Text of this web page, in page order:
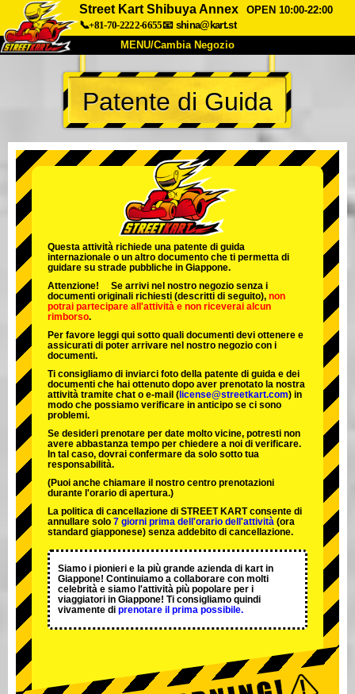
Street Kart Shibuya Annex
OPEN 10:00-22:00
📞+81-70-2222-6655📧 shina@kart.st
MENU/Cambia Negozio
INIZIO
Chi Siamo Specifiche Prezzo
Azienda Prenotazioni
Cambia Negozio
Tokyo Shinagawa
Tokyo Akihabara#2
Tokyo Shibuya Annex
Tokyo Asakusa Osaka
Okinawa
Patente di Guida
Questa attività richiede una patente di guida
internazionale o un altro documento che ti permetta di
guidare su strade pubbliche in Giappone.
Attenzione! Se arrivi nel nostro negozio senza i
documenti originali richiesti (descritti di seguito), non
potrai partecipare all'attività e non riceverai alcun
rimborso.
Per favore leggi qui sotto quali documenti devi ottenere e
assicurati di poter arrivare nel nostro negozio con i
documenti.
Ti consigliamo di inviarci foto della patente di guida e dei
documenti che hai ottenuto dopo aver prenotato la nostra
attività tramite chat o e-mail ( license@streetkart.com) in
modo che possiamo verificare in anticipo se ci sono
problemi.
Se desideri prenotare per date molto vicine, potresti non
avere abbastanza tempo per chiedere a noi di verificare.
In tal caso, dovrai confermare da solo sotto tua
responsabilità.
(Puoi anche chiamare il nostro centro prenotazioni
durante l'orario di apertura.)
La politica di cancellazione di STREET KART consente di
annullare solo 7 giorni prima dell'orario dell'attività (ora
standard giapponese) senza addebito di cancellazione.
Siamo i pionieri e la più grande azienda di kart in
Giappone! Continuiamo a collaborare con molti
celebrità e siamo l'attività più popolare per i
viaggiatori in Giappone! Ti consigliamo quindi
vivamente di prenotare il prima possibile.